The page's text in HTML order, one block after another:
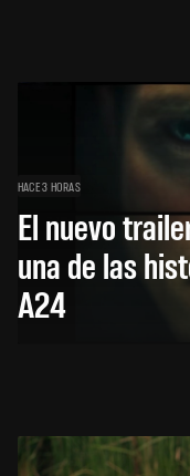
HACE 3 HORAS
El nuevo
una de las
A24